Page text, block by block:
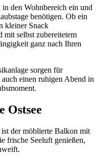
den Wohnbereich ein und
benötigen. Ob ein
kleiner Snack
mit selbst zubereitetem
ganz nach Ihren
sorgen für
einen ruhigen Abend in
Ostsee
der möblierte Balkon mit
frische Seeluft genießen,